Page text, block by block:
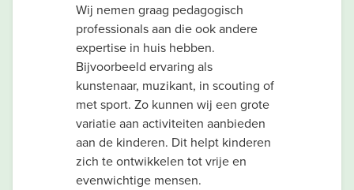
Wij nemen graag pedagogisch
professionals aan die ook andere
expertise in huis hebben.
Bijvoorbeeld ervaring als
kunstenaar, muzikant, in scouting of
met sport. Zo kunnen wij een grote
variatie aan activiteiten aanbieden
aan de kinderen. Dit helpt kinderen
zich te ontwikkelen tot vrije en
evenwichtige mensen.